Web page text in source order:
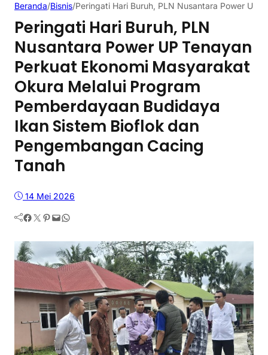
Beranda/Bisnis/Peringati Hari Buruh, PLN Nusantara Power UP
Peringati Hari Buruh, PLN
Nusantara Power UP Tenayan
Perkuat Ekonomi Masyarakat
Okura Melalui Program
Pemberdayaan Budidaya
Ikan Sistem Bioflok dan
Pengembangan Cacing
Tanah
14 Mei 2026
Facebook Twitter Pinterest Mail WhatsApp